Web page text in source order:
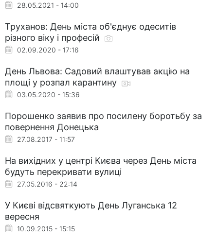
28.05.2021 - 14:00
Труханов: День міста об'єднує одеситів
різного віку і професій
02.09.2020 - 17:16
День Львова: Садовий влаштував акцію на
площі у розпал карантину
03.05.2020 - 15:36
Порошенко заявив про посилену боротьбу за
повернення Донецька
27.08.2017 - 11:57
На вихідних у центрі Києва через День міста
будуть перекривати вулиці
27.05.2016 - 22:14
У Києві відсвяткують День Луганська 12
вересня
10.09.2015 - 15:15